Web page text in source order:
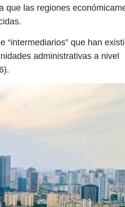
que las regiones
“intermediarios” que han
administrativas a nivel